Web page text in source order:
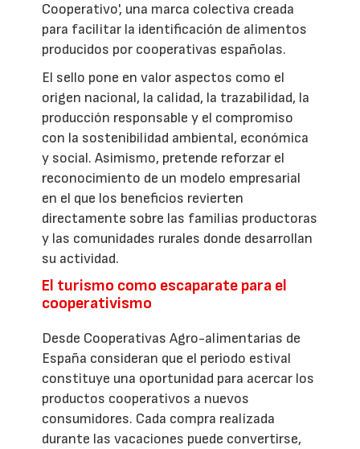
Cooperativo', una marca colectiva creada
para facilitar la identificación de alimentos
producidos por cooperativas españolas.
El sello pone en valor aspectos como el
origen nacional, la calidad, la trazabilidad, la
producción responsable y el compromiso
con la sostenibilidad ambiental, económica
y social. Asimismo, pretende reforzar el
reconocimiento de un modelo empresarial
en el que los beneficios revierten
directamente sobre las familias productoras
y las comunidades rurales donde desarrollan
su actividad.
El turismo como escaparate para el
cooperativismo
Desde Cooperativas Agro-alimentarias de
España consideran que el periodo estival
constituye una oportunidad para acercar los
productos cooperativos a nuevos
consumidores. Cada compra realizada
durante las vacaciones puede convertirse,